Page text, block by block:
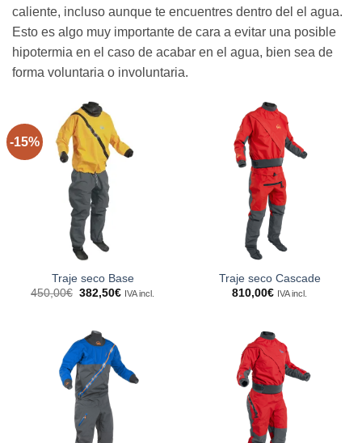
caliente, incluso aunque te encuentres dentro del el agua.
Esto es algo muy importante de cara a evitar una posible
hipotermia en el caso de acabar en el agua, bien sea de
forma voluntaria o involuntaria.
-15%
Traje seco Base
450,00€ El
450,00€.
382,50€ElIVA incl.
Traje seco Cascade
810,00€ IVA incl.